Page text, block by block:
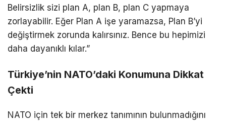
Belirsizlik sizi plan A, plan B, plan C yapmaya
zorlayabilir. Eğer Plan A işe yaramazsa, Plan B’yi
değiştirmek zorunda kalırsınız. Bence bu hepimizi
daha dayanıklı kılar.”
Türkiye’nin NATO’daki Konumuna Dikkat
Çekti
NATO için tek bir merkez tanımının bulunmadığını